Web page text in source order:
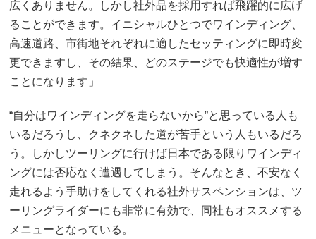
広くありません。しかし社外品を採用すれば飛躍的に広げ
ることができます。イニシャルひとつでワインディング、
高速道路、市街地それぞれに適したセッティングに即時変
更できますし、その結果、どのステージでも快適性が増す
ことになります」
“自分はワインディングを走らないから”と思っている人も
いるだろうし、クネクネした道が苦手という人もいるだろ
う。しかしツーリングに行けば日本である限りワインディ
ングには否応なく遭遇してしまう。そんなとき、不安なく
走れるよう手助けをしてくれる社外サスペンションは、ツ
ーリングライダーにも非常に有効で、同社もオススメする
メニューとなっている。